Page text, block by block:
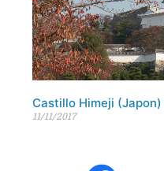
Castillo Himeji (Japon)
11/11/2017